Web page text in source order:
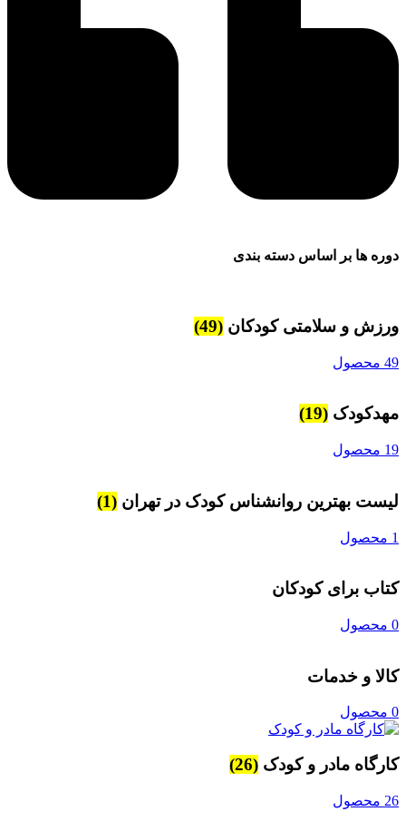
ها بر اساس دسته بندی
و سلامتی کودکان(49)
(19)
بهترین روانشناس کودک در تهران(1)
برای کودکان
و خدمات
مادر و کودک(26)